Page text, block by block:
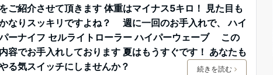
をご紹介させて頂きます️ 体重はマイナス5キロ！ 見た目も
なりスッキリですよね？ 週に一回のお手入れで、 ️ハイ
ーナイフ ️セルライトローラー ️ハイパーウェーブ この
内容でお手入れしております 夏はもうすぐです！ あなたも
る気スイッチにしませんか？
続きを読む